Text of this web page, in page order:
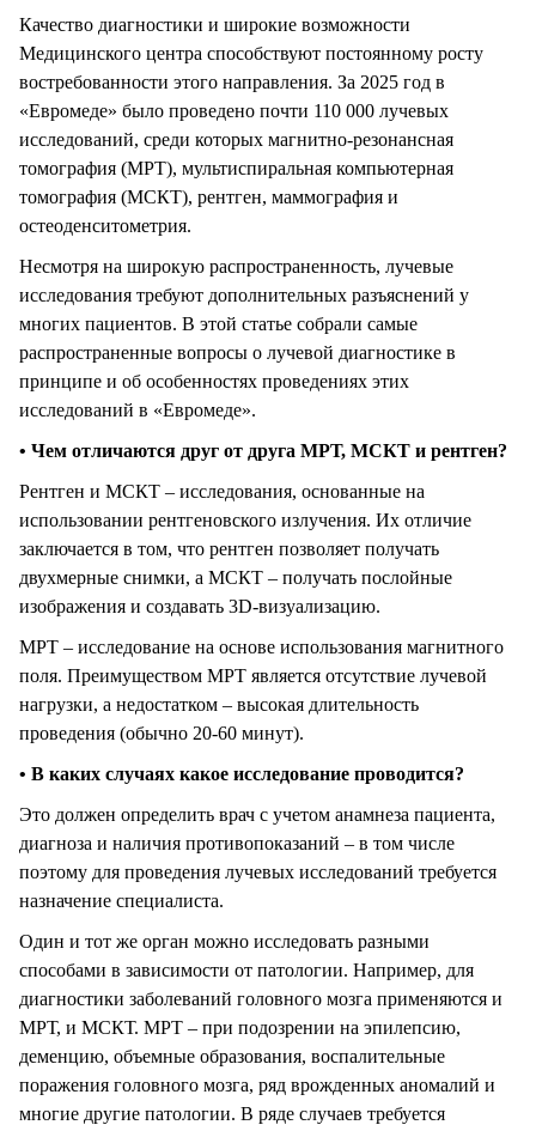
Качество диагностики и широкие возможности
Медицинского центра способствуют постоянному росту
востребованности этого направления. За 2025 год в
«Евромеде» было проведено почти 110 000 лучевых
исследований, среди которых магнитно-резонансная
томография (МРТ), мультиспиральная компьютерная
томография (МСКТ), рентген, маммография и
остеоденситометрия.
Несмотря на широкую распространенность, лучевые
исследования требуют дополнительных разъяснений у
многих пациентов. В этой статье собрали самые
распространенные вопросы о лучевой диагностике в
принципе и об особенностях проведениях этих
исследований в «Евромеде».
• Чем отличаются друг от друга МРТ, МСКТ и рентген?
Рентген и МСКТ – исследования, основанные на
использовании рентгеновского излучения. Их отличие
заключается в том, что рентген позволяет получать
двухмерные снимки, а МСКТ – получать послойные
изображения и создавать 3D-визуализацию.
МРТ – исследование на основе использования магнитного
поля. Преимуществом МРТ является отсутствие лучевой
нагрузки, а недостатком – высокая длительность
проведения (обычно 20-60 минут).
• В каких случаях какое исследование проводится?
Это должен определить врач с учетом анамнеза пациента,
диагноза и наличия противопоказаний – в том числе
поэтому для проведения лучевых исследований требуется
назначение специалиста.
Один и тот же орган можно исследовать разными
способами в зависимости от патологии. Например, для
диагностики заболеваний головного мозга применяются и
МРТ, и МСКТ. МРТ – при подозрении на эпилепсию,
деменцию, объемные образования, воспалительные
поражения головного мозга, ряд врожденных аномалий и
многие другие патологии. В ряде случаев требуется